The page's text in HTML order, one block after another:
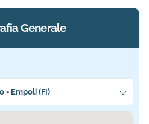
Generale
a te
- Empoli (FI)
Poliambulatorio.